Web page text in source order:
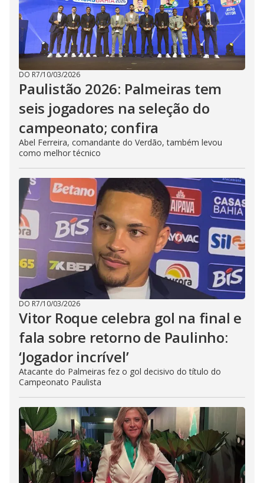
DO R7/10/03/2026
Paulistão 2026: Palmeiras tem
seis jogadores na seleção do
campeonato; confira
Abel Ferreira, comandante do Verdão, também levou
como melhor técnico
DO R7/10/03/2026
Vitor Roque celebra gol na final e
fala sobre retorno de Paulinho:
‘Jogador incrível’
Atacante do Palmeiras fez o gol decisivo do título do
Campeonato Paulista